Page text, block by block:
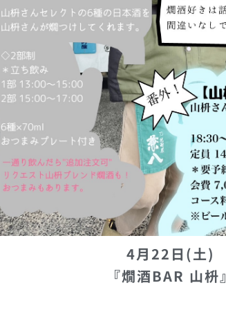
4月22日(土)
『燗酒BAR 山枡』